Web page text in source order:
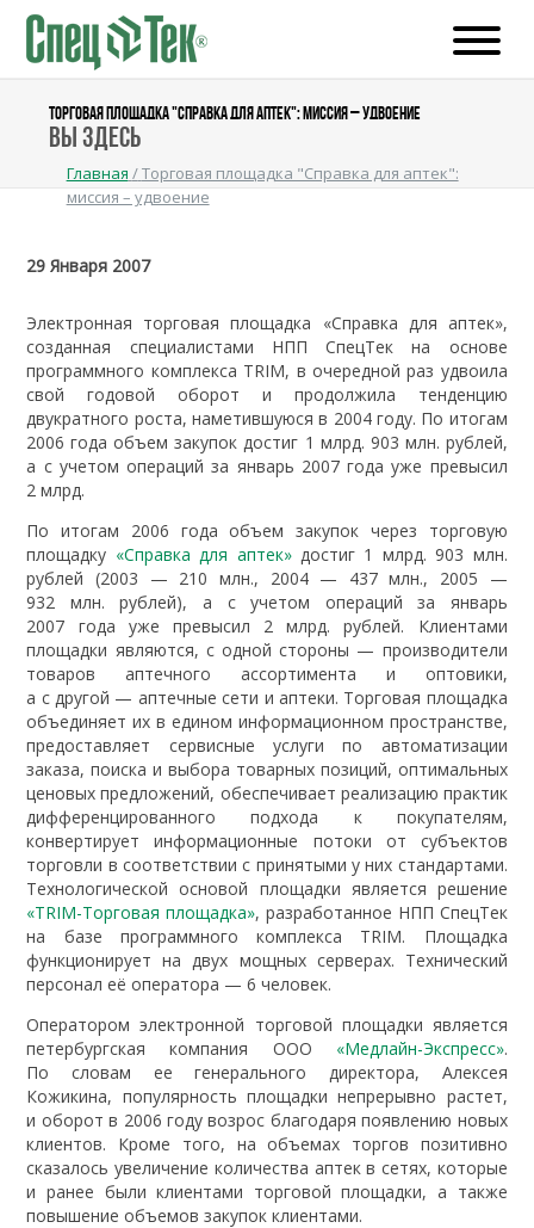
ТОРГОВАЯ ПЛОЩАДКА "СПРАВКА ДЛЯ АПТЕК": МИССИЯ – УДВОЕНИЕ
Вы здесь
Главная /Торговая площадка "Справка для аптек":
миссия – удвоение
29 Января 2007
Электронная торговая площадка «Справка для аптек»,
созданная специалистами НПП СпецТек на основе
программного комплекса TRIM, в очередной раз удвоила
свой годовой оборот и продолжила тенденцию
двукратного роста, наметившуюся в 2004 году. По итогам
2006 года объем закупок достиг 1 млрд. 903 млн. рублей,
а с учетом операций за январь 2007 года уже превысил
2 млрд.
По итогам 2006 года объем закупок через торговую
площадку «Справка для аптек»достиг 1 млрд. 903 млн.
рублей (2003 — 210 млн., 2004 — 437 млн., 2005 —
932 млн. рублей), а с учетом операций за январь
2007 года уже превысил 2 млрд. рублей. Клиентами
площадки являются, с одной стороны — производители
товаров аптечного ассортимента и оптовики,
а с другой — аптечные сети и аптеки. Торговая площадка
объединяет их в едином информационном пространстве,
предоставляет сервисные услуги по автоматизации
заказа, поиска и выбора товарных позиций, оптимальных
ценовых предложений, обеспечивает реализацию практик
дифференцированного подхода к покупателям,
конвертирует информационные потоки от субъектов
торговли в соответствии с принятыми у них стандартами.
Технологической основой площадки является решение
«TRIM-Торговая площадка», разработанное НПП СпецТек
на базе программного комплекса TRIM. Площадка
функционирует на двух мощных серверах. Технический
персонал её оператора — 6 человек.
Оператором электронной торговой площадки является
петербургская компания ООО «Медлайн-Экспресс».
По словам ее генерального директора, Алексея
Кожикина, популярность площадки непрерывно растет,
и оборот в 2006 году возрос благодаря появлению новых
клиентов. Кроме того, на объемах торгов позитивно
сказалось увеличение количества аптек в сетях, которые
и ранее были клиентами торговой площадки, а также
повышение объемов закупок клиентами.